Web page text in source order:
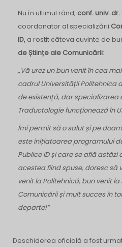
Nu în ultimul rând, conf. univ.
coordonator al specializării
ID, a rostit câteva cuvinte de
de Științe ale Comunicării:
„Vă urez un bun venit în cea
cadrul Universității Politehnica
de existență, dar specializarea
Traductologie funcționează în
Îmi permit să o salut și pe
este inițiatoarea programului
Publice ID și care se află astăzi
acestea fiind spuse, doresc să
venit la Politehnică, bun venit
Comunicării și mult succes în
departe!”
Deschiderea oficială a fost